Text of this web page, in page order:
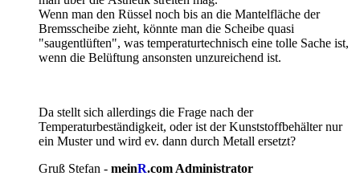
Wenn man den Rüssel noch bis an die Mantelfläche der
Bremsscheibe zieht, könnte man die Scheibe quasi
"saugentlüften", was temperaturtechnisch eine tolle Sache ist,
wenn die Belüftung ansonsten unzureichend ist.
Da stellt sich allerdings die Frage nach der
Temperaturbeständigkeit, oder ist der Kunststoffbehälter nur
ein Muster und wird ev. dann durch Metall ersetzt?
Gruß Stefan - meinR.com Administrator